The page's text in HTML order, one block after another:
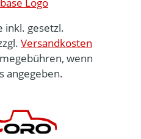
inkl. gesetzl.
Versandkosten
wenn
angegeben.